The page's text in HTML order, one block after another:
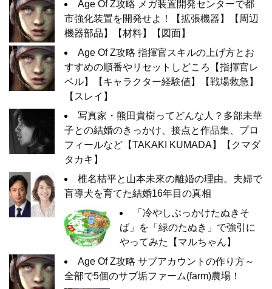
Age Of Z攻略 メガ装置開発センターで都
市強化装置を開発せよ！【拡張機器】【周辺
機器部品】【材料】【図面】
Age Of Z攻略 指揮官スキルの上げ方とお
すすめの順番やリセットしどころ【指揮官レ
ベル】【キャラクター経験値】【戦場救急】
【スレイ】
写真家・熊田貴樹ってどんな人？多部未華
子との結婚のきっかけ、接点と作品集、プロ
フィールなど【TAKAKI KUMADA】【クマダ
タカキ】
椎名桔平と山本未來の離婚の理由。夫婦で
盲導犬を育てた結婚16年目の真相
「冷やしぶっかけたぬきそ
ば」を「緑のたぬき」で強引に
やってみた【マルちゃん】
Age Of Z攻略 サブアカウントの作り方～
全部で5個のサブ垢ファーム(farm)農場！